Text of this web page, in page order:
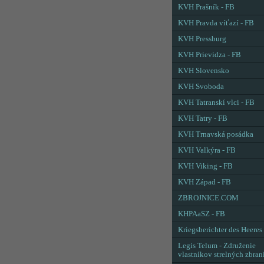
KVH Prašník - FB
KVH Pravda víťazí - FB
KVH Pressburg
KVH Prievidza - FB
KVH Slovensko
KVH Svoboda
KVH Tatranskí vlci - FB
KVH Tatry - FB
KVH Trnavská posádka
KVH Valkýra - FB
KVH Viking - FB
KVH Západ - FB
ZBROJNICE.COM
KHPAaSZ - FB
Kriegsberichter des Heeres
Legis Telum - Združenie
vlastníkov strelných